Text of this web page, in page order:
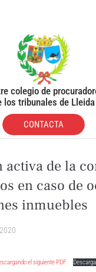
colegio de
los tribunales de Lleida
CONTACTA
de la
en caso de
inmuebles
el siguiente PDF: